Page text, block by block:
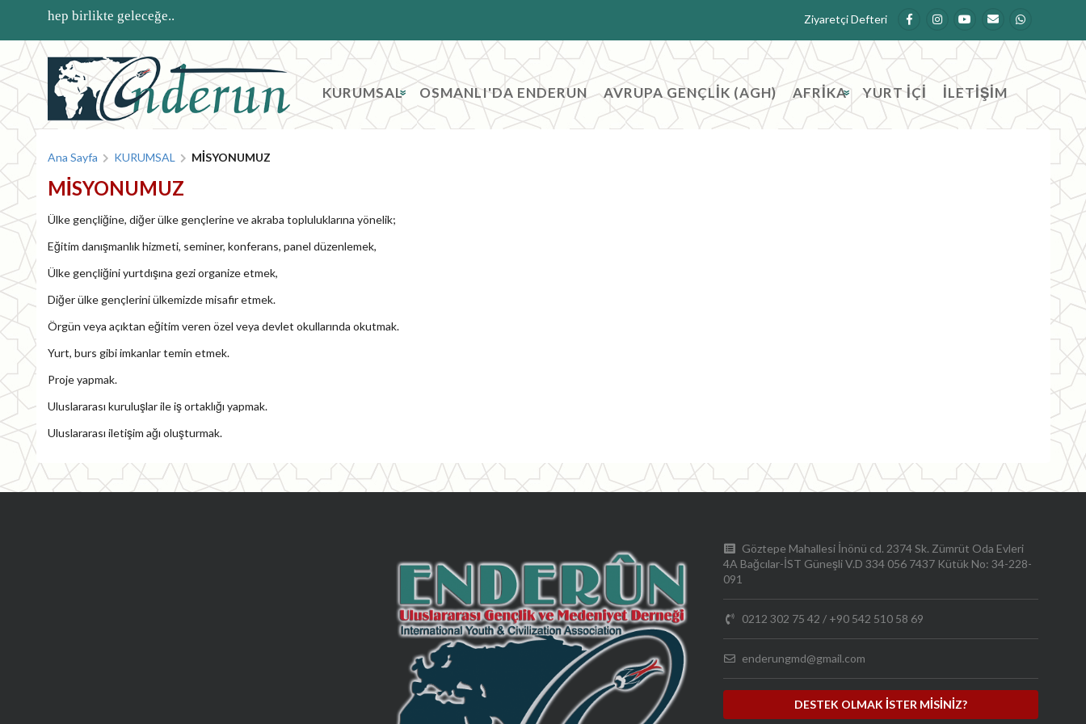
Ana içeriğe atla
hep birlikte geleceğe.. Ziyaretçi Defteri
Block title
Block content
KURUMSAL» OSMANLI'DA ENDERUN AVRUPA GENÇLİK (AGH) AFRİKA» YURT İÇİ İLETİŞİM
Buradasınız
Ana Sayfa KURUMSAL MİSYONUMUZ
MİSYONUMUZ
Ülke gençliğine, diğer ülke gençlerine ve akraba topluluklarına yönelik;
Eğitim danışmanlık hizmeti, seminer, konferans, panel düzenlemek,
Ülke gençliğini yurtdışına gezi organize etmek,
Diğer ülke gençlerini ülkemizde misafir etmek.
Örgün veya açıktan eğitim veren özel veya devlet okullarında okutmak.
Yurt, burs gibi imkanlar temin etmek.
Proje yapmak.
Uluslararası kuruluşlar ile iş ortaklığı yapmak.
Uluslararası iletişim ağı oluşturmak.
Göztepe Mahallesi İnönü cd. 2374 Sk. Zümrüt Oda Evleri
4A Bağcılar-İST Güneşli V.D 334 056 7437 Kütük No: 34-228-
091
0212 302 75 42 / +90 542 510 58 69
enderungmd@gmail.com
DESTEK OLMAK İSTER MİSİNİZ?